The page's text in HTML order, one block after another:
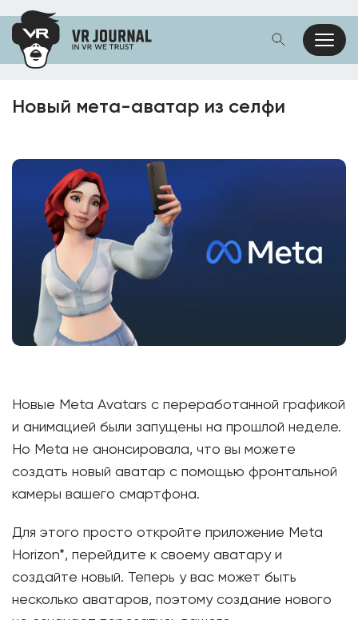
Новый мета-аватар из селфи
Новые Meta Avatars с переработанной графикой
и анимацией были запущены на прошлой неделе.
Но Meta не анонсировала, что вы можете
создать новый аватар с помощью фронтальной
камеры вашего смартфона.
Для этого просто откройте приложение Meta
Horizon*, перейдите к своему аватару и
создайте новый. Теперь у вас может быть
несколько аватаров, поэтому создание нового